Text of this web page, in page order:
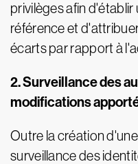
privilèges afin
référence et
écarts par rapport à
2. Surveillance des
modifications
Outre la création
surveillance des